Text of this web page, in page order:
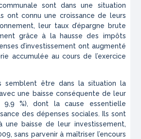
sont dans une situation
ont connu une croissance de leurs
leur taux d’épargne brute
grâce à la hausse des impôts
d’investissement ont augmenté
accumulée au cours de l’exercice
semblent être dans la situation la
une baisse conséquente de leur
%), dont la cause essentielle
des dépenses sociales. Ils sont
une baisse de leur investissement,
sans parvenir à maîtriser l’encours